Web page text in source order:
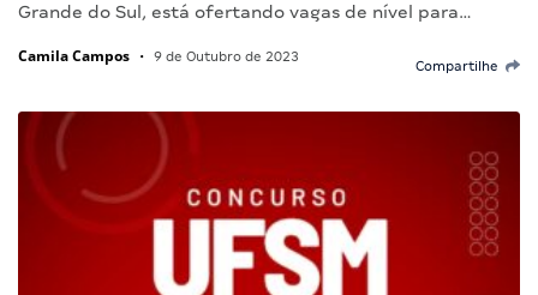
Grande do Sul, está ofertando vagas de nível para…
Camila Campos • 9 de Outubro de 2023
Compartilhe